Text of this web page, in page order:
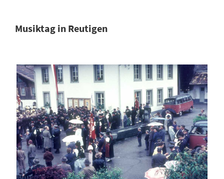
Musiktag in Reutigen